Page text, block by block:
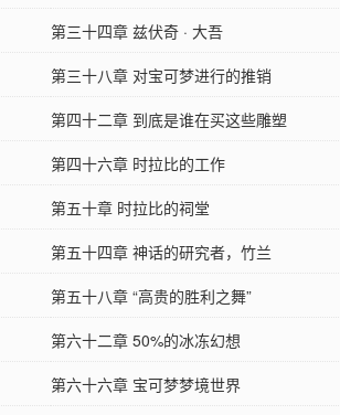
第三十四章 兹伏奇 · 大吾
第三十八章 对宝可梦进行的推销
第四十二章 到底是谁在买这些雕塑
第四十六章 时拉比的工作
第五十章 时拉比的祠堂
第五十四章 神话的研究者，竹兰
第五十八章 “高贵的胜利之舞”
第六十二章 50%的冰冻幻想
第六十六章 宝可梦梦境世界